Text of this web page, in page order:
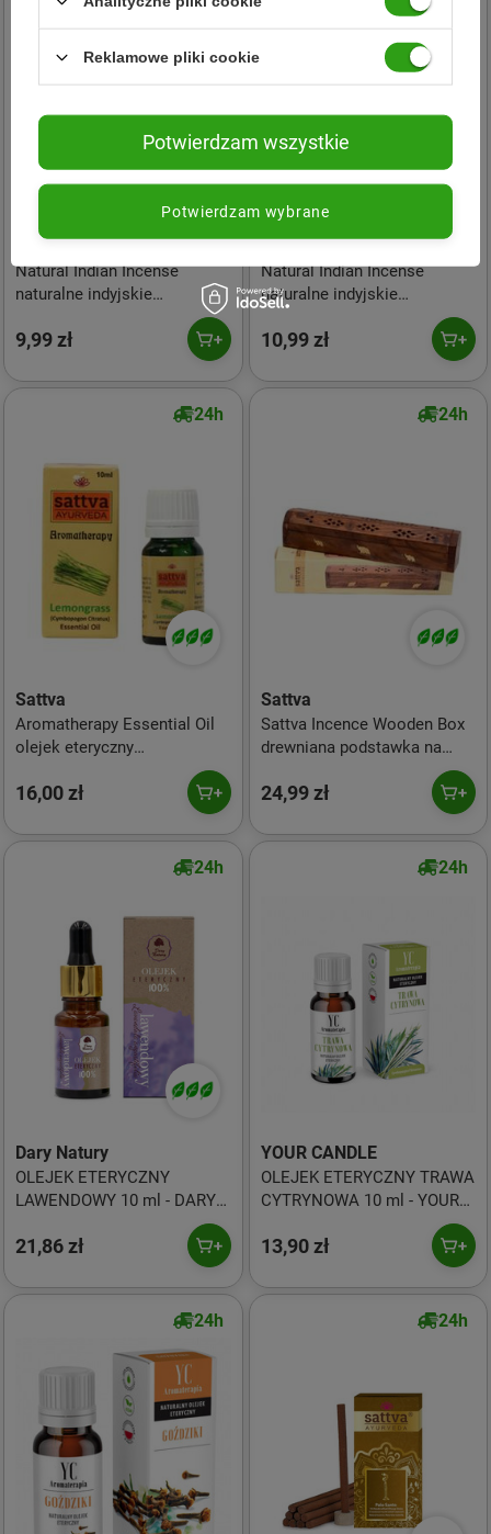
Sattva
Natural Indian Incense
naturalne indyjskie
kadzidełko Wanilia 15szt
9,99 zł
Sattva
Natural Indian Incense
naturalne indyjskie
kadzidełko Cynamon 15szt
10,99 zł
24h
Sattva
Aromatherapy Essential Oil
olejek eteryczny
16,00 zł
24h
Sattva
Sattva Incence Wooden Box
drewniana podstawka na
24,99 zł
24h
Dary Natury
OLEJEK ETERYCZNY
LAWENDOWY 10 ml - DARY
21,86 zł
24h
YOUR CANDLE
OLEJEK ETERYCZNY TRAWA
CYTRYNOWA 10 ml - YOUR
13,90 zł
24h 24h
Reklamowe pliki cookie
Potwierdzam wybrane
Potwierdzam wszystkie